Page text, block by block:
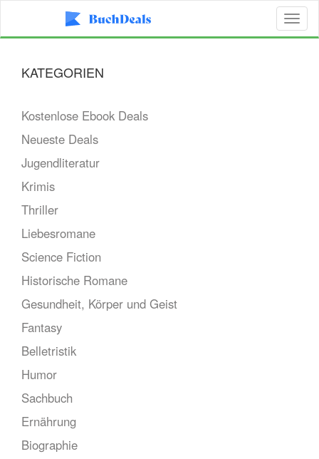
KATEGORIEN
Kostenlose Ebook Deals
Neueste Deals
Jugendliteratur
Krimis
Thriller
Liebesromane
Science Fiction
Historische Romane
Gesundheit, Körper und Geist
Fantasy
Belletristik
Humor
Sachbuch
Ernährung
Biographie